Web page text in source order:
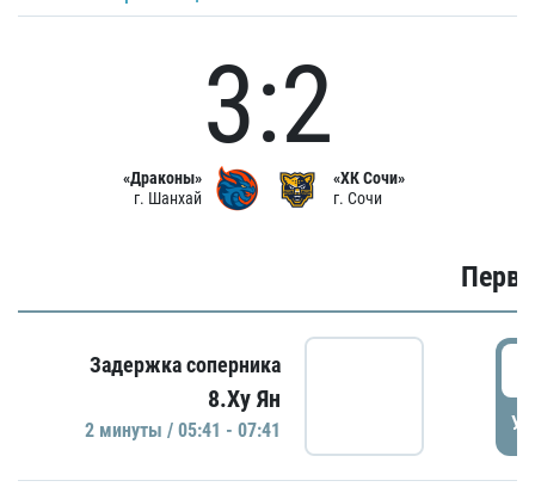
«Драконы»
г. Шанхай
3:2
«ХК Сочи»
г. Сочи
Задержка соперника
8.Ху Ян
2 минуты / 05:41 - 07:41